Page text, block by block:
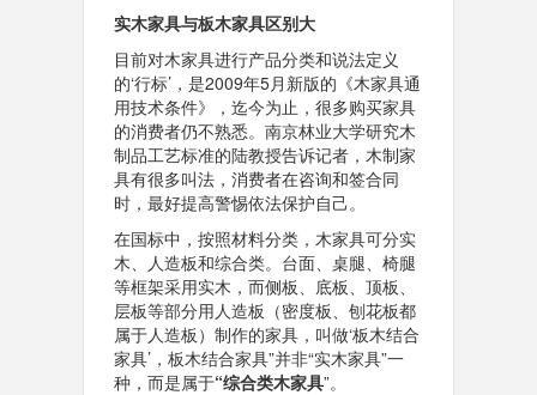
实木家具与板木家具区别大
目前对木家具进行产品分类和说法定义
的‘行标’，是2009年5月新版的《木家具通
用技术条件》，迄今为止，很多购买家具
的消费者仍不熟悉。南京林业大学研究木
制品工艺标准的陆教授告诉记者，木制家
具有很多叫法，消费者在咨询和签合同
时，最好提高警惕依法保护自己。
在国标中，按照材料分类，木家具可分实
木、人造板和综合类。台面、桌腿、椅腿
等框架采用实木，而侧板、底板、顶板、
层板等部分用人造板（密度板、刨花板都
属于人造板）制作的家具，叫做‘板木结合
家具’，板木结合家具”并非“实木家具”一
种，而是属于“综合类木家具”。